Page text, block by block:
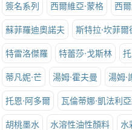
簽名系列 西爾維亞·蒙格 西
蘇菲羅迪奧諾夫 斯特拉·坎菲爾
特雷洛傑羅 特蕾莎·戈斯林
蒂凡妮·芒 湯姆·霍夫曼 湯姆·
托恩·阿多爾 瓦倫蒂娜·凱法利
胡桃墨水 水溶性油性顏料 水